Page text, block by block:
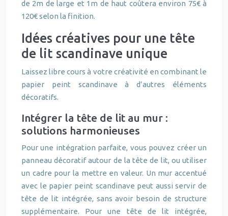
de 2m de large et 1m de haut coûtera environ 75€ à
120€ selon la finition.
Idées créatives pour une tête
de lit scandinave unique
Laissez libre cours à votre créativité en combinant le
papier peint scandinave à d’autres éléments
décoratifs.
Intégrer la tête de lit au mur :
solutions harmonieuses
Pour une intégration parfaite, vous pouvez créer un
panneau décoratif autour de la tête de lit, ou utiliser
un cadre pour la mettre en valeur. Un mur accentué
avec le papier peint scandinave peut aussi servir de
tête de lit intégrée, sans avoir besoin de structure
supplémentaire. Pour une tête de lit intégrée,